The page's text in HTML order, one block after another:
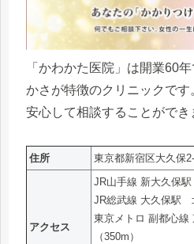
「かわかた医院」は開業60
かさが特徴のクリニックで
安心して相談することができ
住所 東京都新宿区大久保
アクセス
JR山手線 新大久保駅
JR総武線 大久保駅
東京メトロ 副都心
（350m）